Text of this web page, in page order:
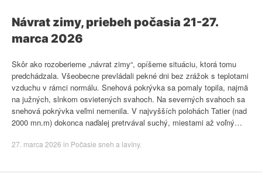
Návrat zimy, priebeh počasia 21-27.
marca 2026
Skôr ako rozoberieme „návrat zimy“, opíšeme situáciu, ktorá tomu
predchádzala. Všeobecne prevládali pekné dni bez zrážok s teplotami
vzduchu v rámci normálu. Snehová pokrývka sa pomaly topila, najmä
na južných, slnkom osvietených svahoch. Na severných svahoch sa
snehová pokrývka veľmi nemenila. V najvyšších polohách Tatier (nad
2000 mn.m) dokonca naďalej pretrvával suchý, miestami až voľný…
27. marca 2026 in Počasie sneh a lavíny.